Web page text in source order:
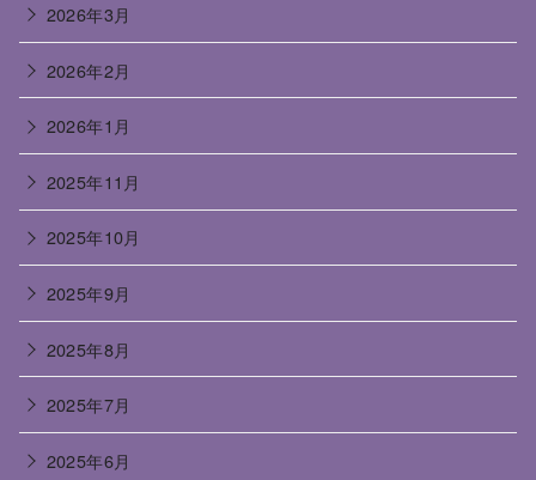
2026年3月
2026年2月
2026年1月
2025年11月
2025年10月
2025年9月
2025年8月
2025年7月
2025年6月